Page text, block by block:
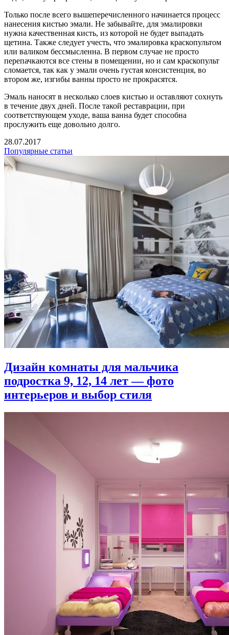
Только после всего вышеперечисленного начинается процесс
нанесения кистью эмали. Не забывайте, для эмалировки
нужна качественная кисть, из которой не будет выпадать
щетина. Также следует учесть, что эмалировка краскопультом
или валиком бессмысленна. В первом случае не просто
перепачкаются все стены в помещении, но и сам краскопульт
сломается, так как у эмали очень густая консистенция, во
втором же, изгибы ванны просто не прокрасятся.
Эмаль наносят в несколько слоев кистью и оставляют сохнуть
в течение двух дней. После такой реставрации, при
соответствующем уходе, ваша ванна будет способна
прослужить еще довольно долго.
28.07.2017
Популярные статьи
Дизайн комнаты для мальчика
подростка 9, 12, 14 лет — фото
интерьеров и выбор стиля